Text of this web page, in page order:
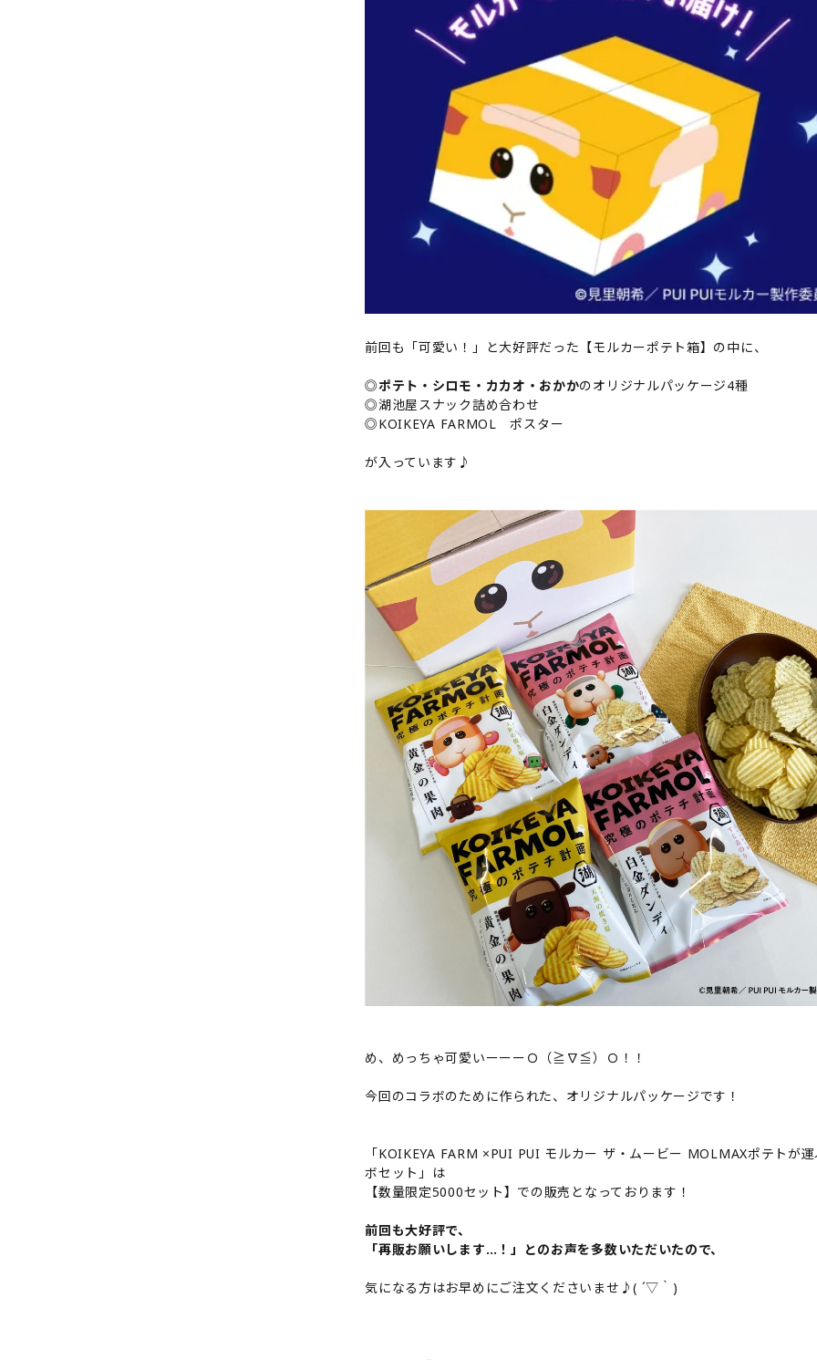
前回も「可愛い！」と大好評だった【モルカーポテト箱】の中に、
◎ポテト・シロモ・カカオ・おかかのオリジナルパッケージ4種
◎湖池屋スナック詰め合わせ
◎KOIKEYA FARMOL ポスター
が入っています♪
め、めっちゃ可愛いーーーＯ（≧∇≦）Ｏ！！
今回のコラボのために作られた、オリジナルパッケージです！
「KOIKEYA FARM ×PUI PUI モルカー ザ・ムービー MOLMAXポテトが
ボセット」は
【数量限定5000セット】での販売となっております！
前回も大好評で、
「再販お願いします…！」とのお声を多数いただいたので、
気になる方はお早めにご注文くださいませ♪( ´▽｀)